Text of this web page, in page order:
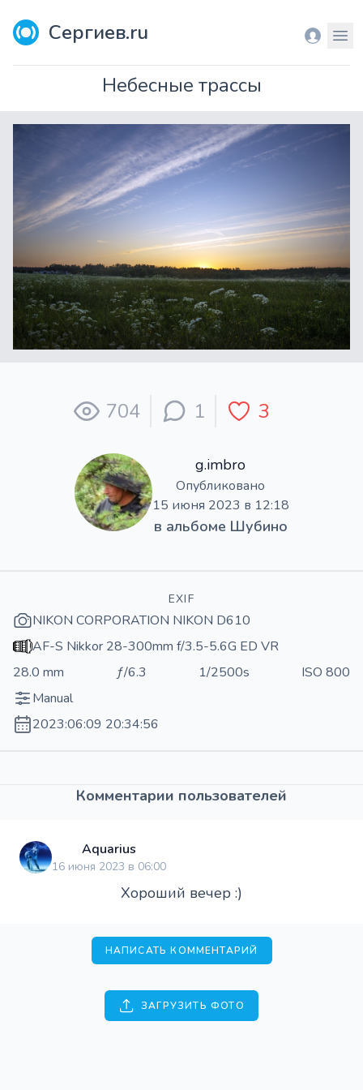
Сергиев.ru Вход
Небесные трассы
704 1 3
g.imbro
Опубликовано
15 июня 2023 в 12:18
в альбоме Шубино
EXIF
NIKON CORPORATION NIKON D610
AF-S Nikkor 28-300mm f/3.5-5.6G ED VR
28.0 mm
ƒ/6.3 1/2500s
ISO 800
Manual
2023:06:09 20:34:56
Комментарии пользователей
Aquarius
16 июня 2023 в 06:00
Хороший вечер :)
НАПИСАТЬ КОММЕНТАРИЙ
ЗАГРУЗИТЬ ФОТО